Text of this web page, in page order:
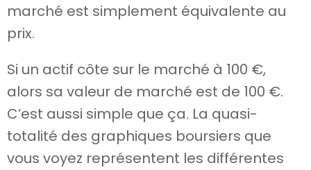
marché est simplement équivalente au
prix.
Si un actif côte sur le marché à 100 €,
alors sa valeur de marché est de 100 €.
C’est aussi simple que ça. La quasi-
totalité des graphiques boursiers que
vous voyez représentent les différentes